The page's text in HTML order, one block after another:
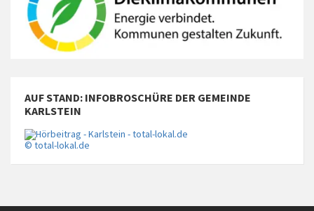
AUF STAND: INFOBROSCHÜRE DER GEMEINDE
KARLSTEIN
© total-lokal.de